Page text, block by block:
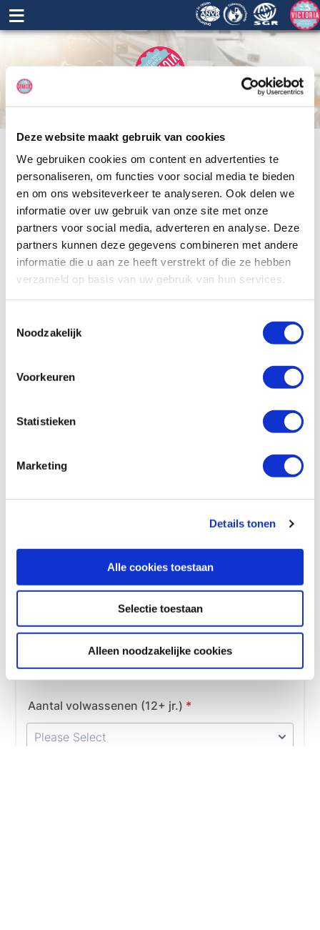
Deze website maakt gebruik van cookies
We gebruiken cookies om content en advertenties te
personaliseren, om functies voor social media te bieden
en om ons websiteverkeer te analyseren. Ook delen we
informatie over uw gebruik van onze site met onze
partners voor social media, adverteren en analyse. Deze
partners kunnen deze gegevens combineren met andere
informatie die u aan ze heeft verstrekt of die ze hebben
verzameld op basis van uw gebruik van hun services.
Noodzakelijk
Voorkeuren
Statistieken
Marketing
Details tonen
Alle cookies toestaan
Selectie toestaan
Alleen noodzakelijke cookies
≡